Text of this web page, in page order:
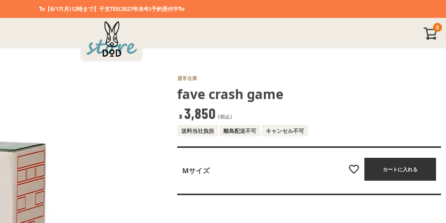
🐑【8/17(月)12時まで】干支TEE(2027年未年)予約受付中🐑
0
通常在庫
fave crash game
¥ 3,850 税込
送料当社負担 離島配送不可 キャンセル不可
Mサイズ カートに入れる